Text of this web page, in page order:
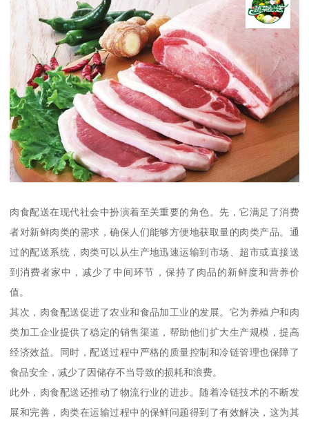
肉食配送在现代社会中扮演着至关重要的角色。先，它满足了消费
者对新鲜肉类的需求，确保人们能够方便地获取量的肉类产品。通
过的配送系统，肉类可以从生产地迅速运输到市场、超市或直接送
到消费者家中，减少了中间环节，保持了肉品的新鲜度和营养价
值。
其次，肉食配送促进了农业和食品加工业的发展。它为养殖户和肉
类加工企业提供了稳定的销售渠道，帮助他们扩大生产规模，提高
经济效益。同时，配送过程中严格的质量控制和冷链管理也保障了
食品安全，减少了因储存不当导致的损耗和浪费。
此外，肉食配送还推动了物流行业的进步。随着冷链技术的不断发
展和完善，肉类在运输过程中的保鲜问题得到了有效解决，这为其